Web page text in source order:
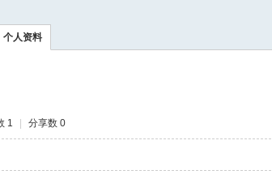
个人资料
1 分享数 0